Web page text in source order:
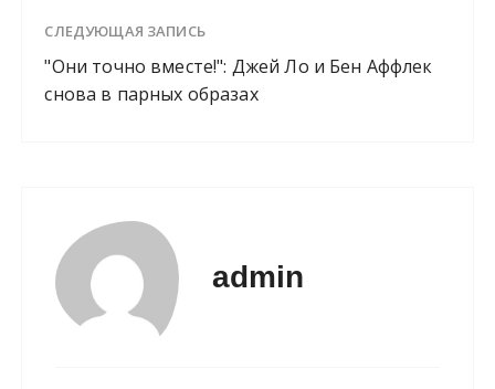
СЛЕДУЮЩАЯ ЗАПИСЬ
"Они точно вместе!": Джей Ло и Бен Аффлек
снова в парных образах
admin